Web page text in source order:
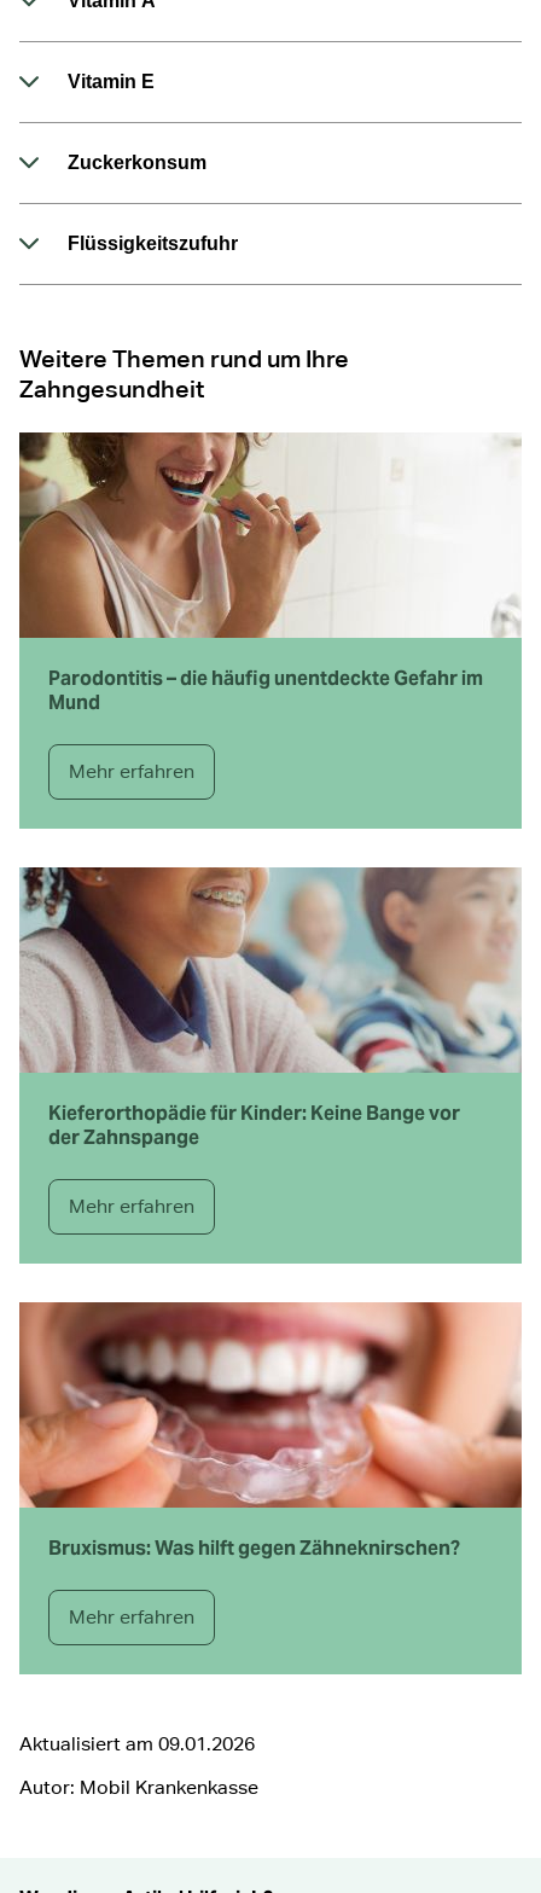
Vitamin E
Zuckerkonsum
Flüssigkeitszufuhr
Weitere Themen rund um Ihre
Zahngesundheit
Parodontitis – die häufig unentdeckte Gefahr im
Mund
Mehr erfahren
Kieferorthopädie für Kinder: Keine Bange vor
der Zahnspange
Mehr erfahren
Bruxismus: Was hilft gegen Zähneknirschen?
Mehr erfahren
Aktualisiert am 09.01.2026
Autor: Mobil Krankenkasse